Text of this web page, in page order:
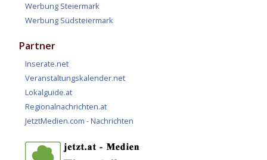
Werbung Steiermark
Werbung Südsteiermark
Partner
Inserate.net
Veranstaltungskalender.net
Lokalguide.at
Regionalnachrichten.at
JetztMedien.com - Nachrichten